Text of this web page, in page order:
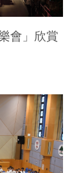
會」欣賞